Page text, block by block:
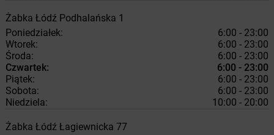
Żabka Łódź Podhalańska 1
Poniedziałek:
6:00 - 23:00
Wtorek:
6:00 - 23:00
Środa:
6:00 - 23:00
Czwartek:
6:00 - 23:00
Piątek:
6:00 - 23:00
Sobota:
6:00 - 23:00
Niedziela:
10:00 - 20:00
Żabka Łódź Łagiewnicka 77